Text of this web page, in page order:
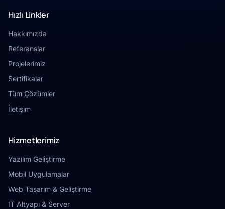
Hızlı Linkler
Hakkımızda
Referanslar
Projelerimiz
Sertifikalar
Tüm Çözümler
İletişim
Hizmetlerimiz
Yazılım Geliştirme
Mobil Uygulamalar
Web Tasarım & Geliştirme
IT Altyapı & Server